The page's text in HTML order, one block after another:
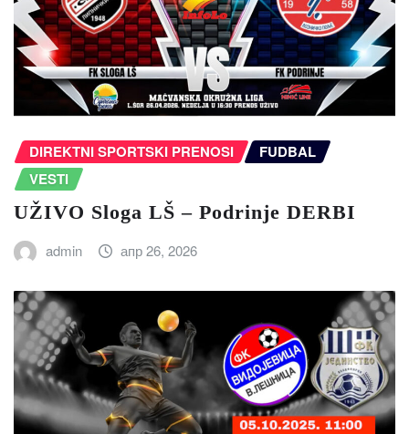
DIREKTNI SPORTSKI PRENOSI
FUDBAL
VESTI
UŽIVO Sloga LŠ – Podrinje DERBI
admin апр 26, 2026